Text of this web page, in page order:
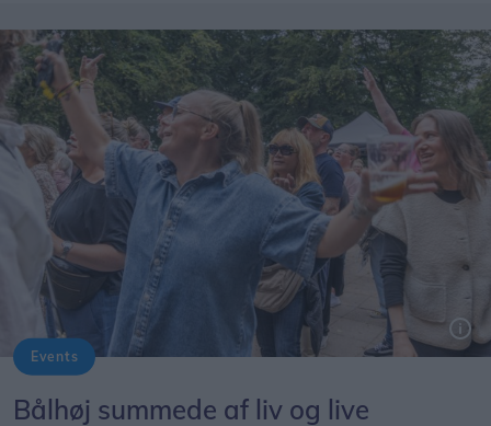
Events
Bålhøj summede af liv og live